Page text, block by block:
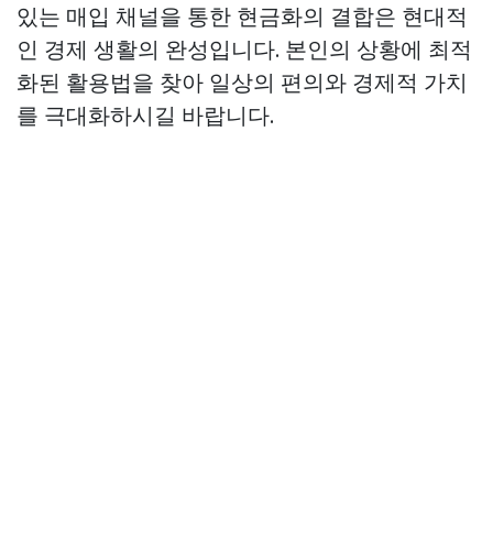
있는 매입 채널을 통한 현금화의 결합은 현대적
인 경제 생활의 완성입니다. 본인의 상황에 최적
화된 활용법을 찾아 일상의 편의와 경제적 가치
를 극대화하시길 바랍니다.